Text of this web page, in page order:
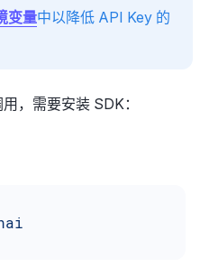
变量中以降低 API Key 的
，需要安装 SDK：